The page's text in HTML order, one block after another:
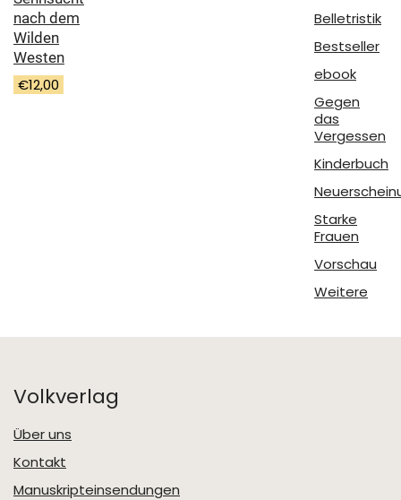
nach dem
Wilden
Westen
€12,00
Belletristik
Bestseller
ebook
Gegen
das
Vergessen
Kinderbuch
Starke
Frauen
Vorschau
Weitere
Volkverlag
Über uns
Kontakt
Manuskripteinsendungen